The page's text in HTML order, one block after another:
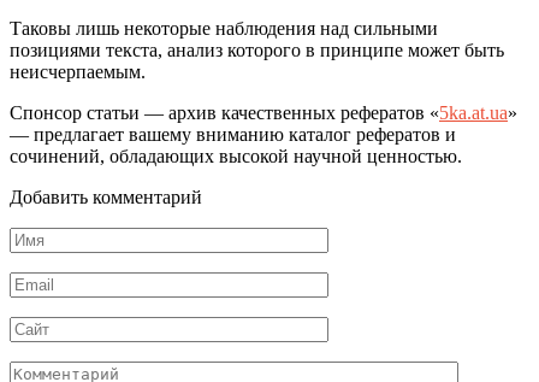
Таковы лишь некоторые наблюдения над сильными
позициями текста, анализ которого в принципе может быть
неисчерпаемым.
Спонсор статьи — архив качественных рефератов «5ka.at.ua»
— предлагает вашему вниманию каталог рефератов и
сочинений, обладающих высокой научной ценностью.
Добавить комментарий
Имя
*
Email
*
Сайт
Комментарий